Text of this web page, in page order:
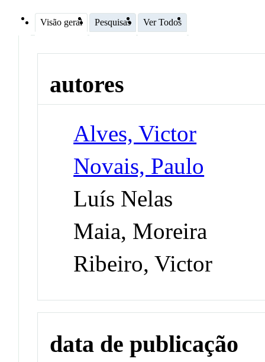
Visão geral Pesquisas Ver Todos
autores
Alves, Victor
Novais, Paulo
Luís Nelas
Maia, Moreira
Ribeiro, Victor
data de publicação